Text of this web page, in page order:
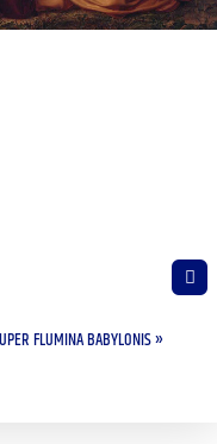
FLUMINA BABYLONIS »